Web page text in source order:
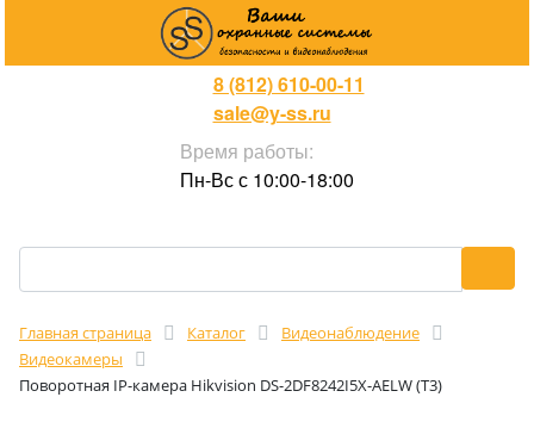
8 (812) 610-00-11
sale@y-ss.ru
Время работы:
Пн-Вс с 10:00-18:00
Главная страница Каталог
Видеонаблюдение
Видеокамеры
Поворотная IP-камера Hikvision DS-2DF8242I5X-AELW (T3)